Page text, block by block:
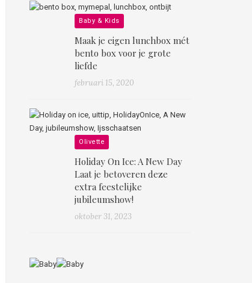
Baby & Kids
Maak je eigen lunchbox mét
bento box voor je grote
liefde
februari 15, 2020
Olivette
Holiday On Ice: A New Day
Laat je betoveren deze
extra feestelijke
jubileumshow!
oktober 31, 2023